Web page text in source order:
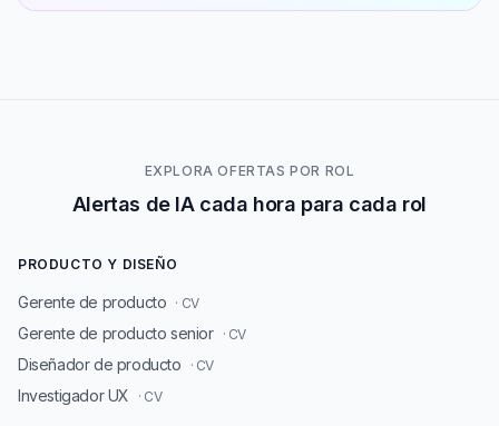
EXPLORA OFERTAS POR ROL
Alertas de IA cada hora para cada rol
PRODUCTO Y DISEÑO
Gerente de producto · CV
Gerente de producto senior · CV
Diseñador de producto · CV
Investigador UX · CV